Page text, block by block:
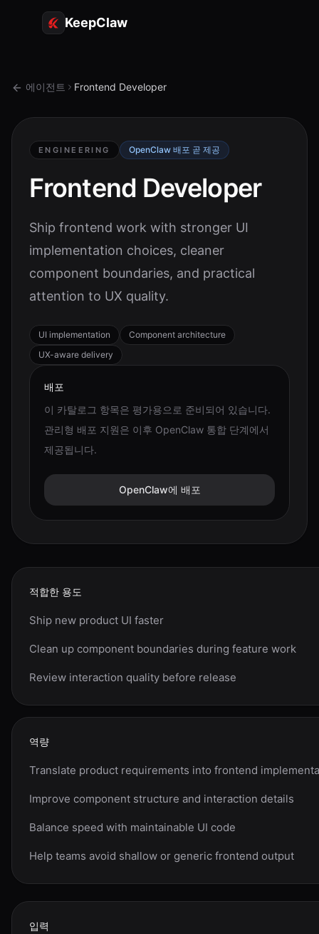
KeepClaw
가격
리소스
비교
문서
에이전트 Frontend Developer
ENGINEERING OpenClaw 배포 곧 제공
Frontend Developer
Ship frontend work with stronger UI
implementation choices, cleaner
component boundaries, and practical
attention to UX quality.
UI implementation
Component architecture
UX-aware delivery
배포
이 카탈로그 항목은 평가용으로 준비되어 있습니다.
관리형 배포 지원은 이후 OpenClaw 통합 단계에서
제공됩니다.
OpenClaw에 배포
적합한 용도
Ship new product UI faster
Clean up component boundaries during feature work
Review interaction quality before release
역량
Translate product requirements into frontend
Improve component structure and interaction details
Balance speed with maintainable UI code
Help teams avoid shallow or generic frontend output
입력